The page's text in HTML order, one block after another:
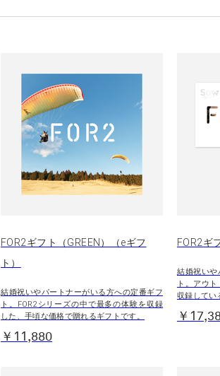
FOR2ギフト（GREEN）（eギフ
ト）
結婚祝いやパートナーがいる方への定番ギフ
ト。FOR2シリーズの中で最多の体験を収録
した、手頃な価格で贈れるギフトです。
￥11,880
FOR2ギ
結婚祝いや
ト。アウ
収録してい
￥